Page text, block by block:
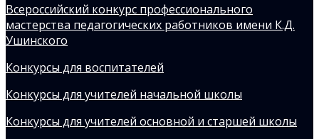
Всероссийский конкурс профессионального
мастерства педагогических работников имени К.Д.
Ушинского
Конкурсы для воспитателей
Конкурсы для учителей начальной школы
Конкурсы для учителей основной и старшей школы